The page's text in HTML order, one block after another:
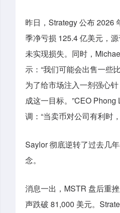
昨日，Strategy 公布 2026
季净亏损 125.4 亿美元，
未实现损失。同时，
示：“我们可能会出售一些
为了给市场注入一剂强心
成这一目标。”CEO
调：“当卖币对公司有利时
Saylor 彻底逆转了过去几
念。
消息一出，MSTR 盘后重
声跌破 81,000 美元。